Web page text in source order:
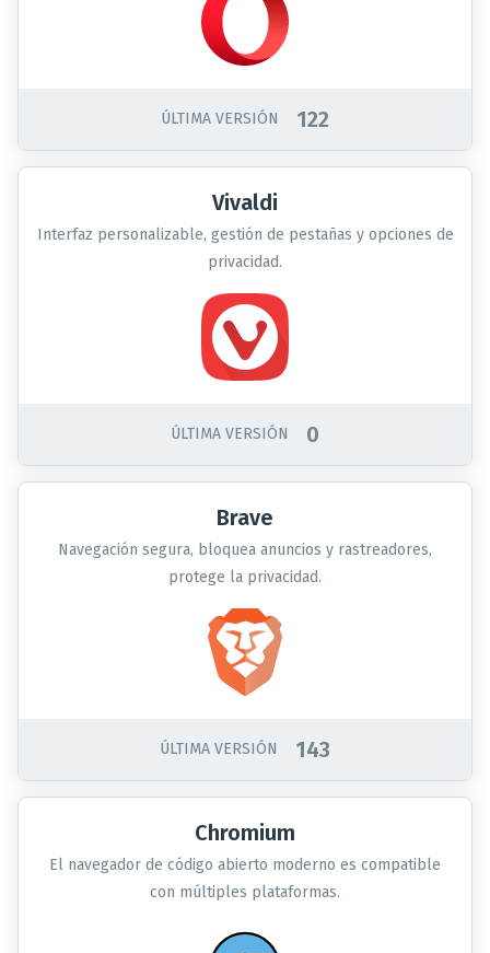
ÚLTIMA VERSIÓN 122
Vivaldi
Interfaz personalizable, gestión de pestañas y opciones de
privacidad.
ÚLTIMA VERSIÓN 0
Brave
Navegación segura, bloquea anuncios y rastreadores,
protege la privacidad.
ÚLTIMA VERSIÓN 143
Chromium
El navegador de código abierto moderno es compatible
con múltiples plataformas.